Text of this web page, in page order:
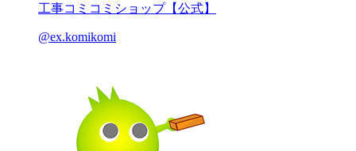
工事コミコミショップ【公式】
@ex.komikomi